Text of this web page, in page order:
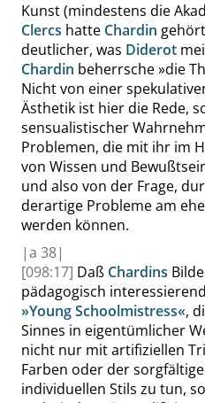
Kunst (mindestens die
Clercs hatte Chardin
deutlicher, was Diderot
Chardin beherrsche»die
Nicht von einer
Ästhetik ist hier die Rede,
sensualistischer
Problemen, die mit ihr im
von Wissen und
und also von der Frage,
derartige Probleme am
werden können.
|a 38|
[098:17] Daß Chardins
pädagogisch
»Young Schoolmistress«,
Sinnes in eigentümlicher
nicht nur mit artifiziellen
Farben oder der
individuellen Stils zu tun,